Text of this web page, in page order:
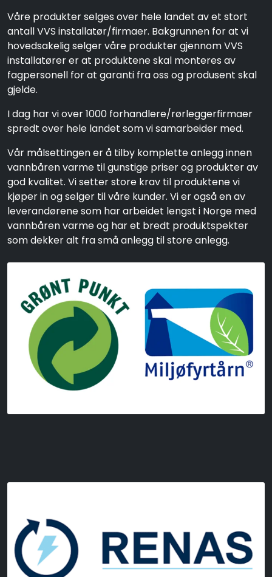
Våre produkter selges over hele landet av et stort
antall VVS installatør/firmaer. Bakgrunnen for at vi
hovedsakelig selger våre produkter gjennom VVS
installatører er at produktene skal monteres av
fagpersonell for at garanti fra oss og produsent skal
gjelde.
I dag har vi over 1000 forhandlere/rørleggerfirmaer
spredt over hele landet som vi samarbeider med.
Vår målsettingen er å tilby komplette anlegg innen
vannbåren varme til gunstige priser og produkter av
god kvalitet. Vi setter store krav til produktene vi
kjøper in og selger til våre kunder. Vi er også en av
leverandørene som har arbeidet lengst i Norge med
vannbåren varme og har et bredt produktspekter
som dekker alt fra små anlegg til store anlegg.